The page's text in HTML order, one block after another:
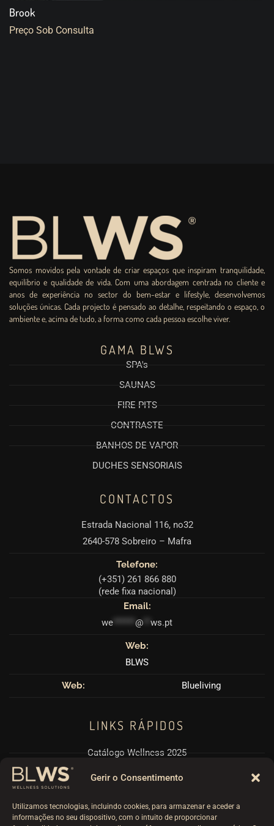
Gerir o Consentimento
Utilizamos tecnologias, incluindo cookies, para armazenar e aceder a
informações no seu dispositivo, com o intuito de proporcionar
Brook
Preço Sob Consulta
Somos movidos pela vontade de criar espaços que inspiram tranquilidade,
equilíbrio e qualidade de vida. Com uma abordagem centrada no cliente e
anos de experiência no sector do bem-estar e lifestyle, desenvolvemos
soluções únicas. Cada projecto é pensado ao detalhe, respeitando o espaço, o
ambiente e, acima de tudo, a forma como cada pessoa escolhe viver.
GAMA BLWS
SPA's
SAUNAS
FIRE PITS
CONTRASTE
BANHOS DE VAPOR
DUCHES SENSORIAIS
CONTACTOS
Estrada Nacional 116, no32
2640-578 Sobreiro – Mafra
Telefone:
(+351) 261 866 880
(rede fixa nacional)
Email:
we ****** @ ws.pt
Web:
BLWS
Web: Blueliving
LINKS RÁPIDOS
Catálogo Wellness 2025
Pérgulas BioClimáticas
Termos e Condições